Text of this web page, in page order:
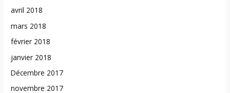
avril 2018
mars 2018
février 2018
janvier 2018
Décembre 2017
novembre 2017